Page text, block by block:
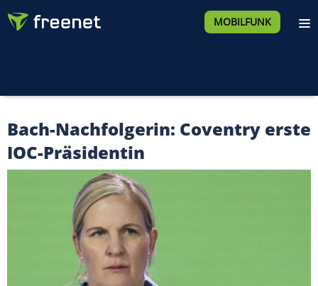
MOBILFUNK
Bach-Nachfolgerin: Coventry erste
IOC-Präsidentin